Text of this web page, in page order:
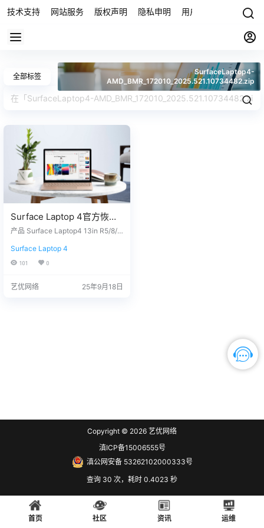
技术支持 网站服务 版权声明 隐私申明 用户协议 联系我们
全部标签
SurfaceLaptop4-
AMD_BMR_172010_2025.521.10734482.zip
Surface Laptop 4官方恢复
镜像24H2版本
AMD_BMR_172010_2025.5
21.10734482.zip网盘下载
产品 Surface Laptop4 13in R5/8/2
H2 没有找到您需要的文件？ 请联
系我们，提供您设备上的12位产品
7650007 站长推荐 1. 购买之前请
Surface Laptop 4
101 0
艺优网络 25年9月18日
Copyright © 2026 艺优网络
滇ICP备15006555号
滇公网安备 53262102000333号
查询 30 次，耗时 0.4023 秒
首页 社区 资讯 运维